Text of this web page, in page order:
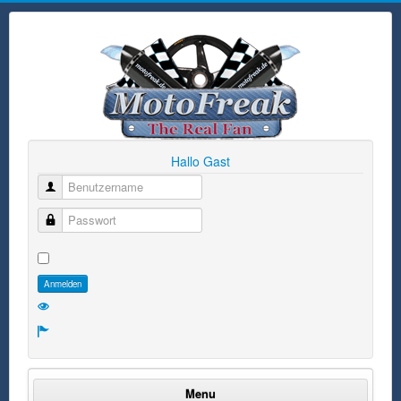
Hallo Gast
Benutzername
Passwort
Anmelden
Menu